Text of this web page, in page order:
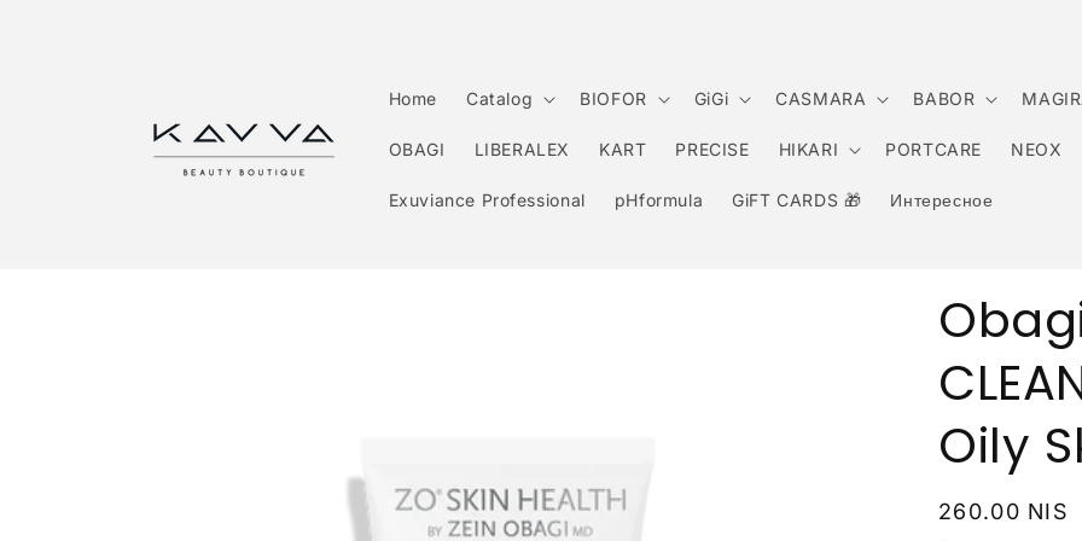
Home Catalog BIOFOR GiGi CASMARA BABOR
OBAGI LIBERALEX KART PRECISE HIKARI PORTCARE NEOX
Exuviance Professional pHformula GiFT CARDS 🎁 Интересное
Oily
Обычная
260.00 NIS